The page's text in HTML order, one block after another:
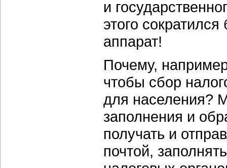
и
этого
аппарат!
Почему,
чтобы сбор
для населения?
заполнения и
получать и
почтой,